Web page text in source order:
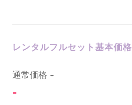
レンタルフルセット基本価格
通常価格 -
-